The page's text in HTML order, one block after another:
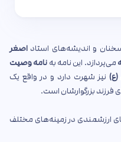
سخنان و اندیشه‌های استاد اصغر
می‌پردازد. این نامه به نامه وصیت
(ع) نیز شهرت دارد و در واقع یک
فرزند بزرگوارشان است.
ارزشمندی در زمینه‌های مختلف